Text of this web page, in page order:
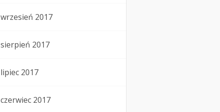
wrzesień 2017
sierpień 2017
lipiec 2017
czerwiec 2017